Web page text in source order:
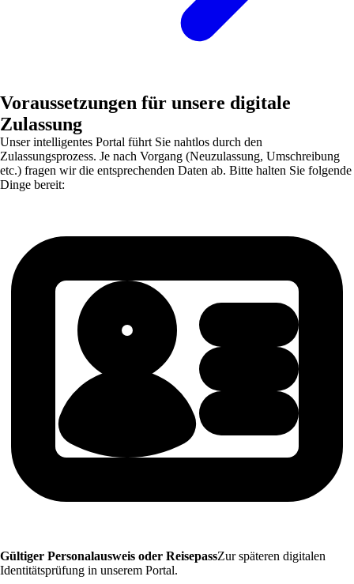
Voraussetzungen für unsere digitale
Zulassung
Unser intelligentes Portal führt Sie nahtlos durch den
Zulassungsprozess. Je nach Vorgang (Neuzulassung, Umschreibung
etc.) fragen wir die entsprechenden Daten ab. Bitte halten Sie folgende
Dinge bereit:
Gültiger Personalausweis oder ReisepassZur späteren digitalen
Identitätsprüfung in unserem Portal.